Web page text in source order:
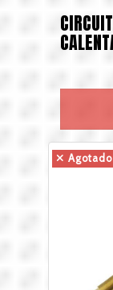
Agotado